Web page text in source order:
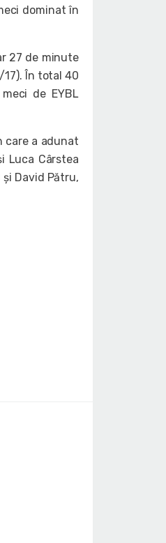
dominat în
27 de minute
În total 40
de EYBL
care a adunat
Luca Cârstea
David Pătru,